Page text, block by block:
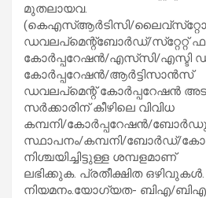
മുതലായവ.
(കെഎസ്ആര്‍ടിസി/
ഡവലപ്‌മെന്റ്‌ബോര്‍ഡ്/സ്‌റ്റേറ്റ്
കോര്‍പ്പറേഷന്‍/എസ്‌സി/എസ്ടി
കോര്‍പ്പറേഷന്‍/ആര്‍ട്ടിസാന്‍സ്
ഡവലപ്‌മെന്റ് കോര്‍പ്പറേഷന്‍
സര്‍ക്കാരിന് കീഴിലെ വിവിധ
കമ്പനി/കോര്‍പ്പറേഷന്‍/
സ്ഥാപനം/കമ്പനി/ബോര്‍ഡ്/
നിശ്ചയിച്ചിട്ടുള്ള ശമ്പളമാണ്
ലഭിക്കുക. പ്രതീക്ഷിത ഒഴിവുകള്‍.
നിയമനം.യോഗ്യത- ബിഎ/